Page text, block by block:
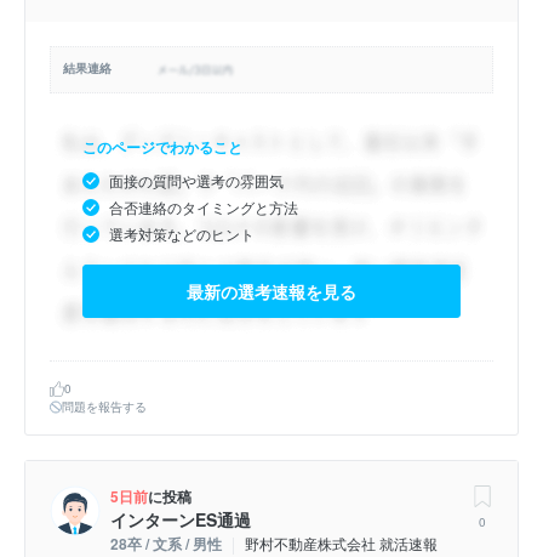
結果連絡
このページでわかること
面接の質問や選考の雰囲気
合否連絡のタイミングと方法
選考対策などのヒント
最新の選考速報を見る
0
問題を報告する
5日前に投稿
インターンES通過
28卒 / 文系 / 男性 野村不動産株式会社 就活速報
0